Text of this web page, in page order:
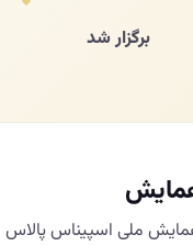
برگزار شد
ملی اسپیناس پالاس